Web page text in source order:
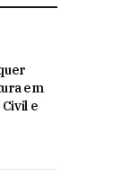
em
e